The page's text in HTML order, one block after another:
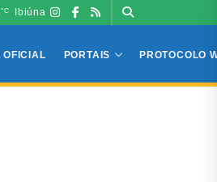
°C Ibiúna
OFICIAL PORTAIS PROTOCOLO